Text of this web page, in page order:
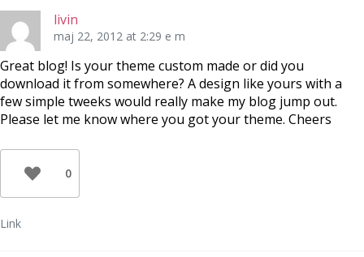
livin
maj 22, 2012 at 2:29 e m
Great blog! Is your theme custom made or did you
download it from somewhere? A design like yours with a
few simple tweeks would really make my blog jump out.
Please let me know where you got your theme. Cheers
0
Link